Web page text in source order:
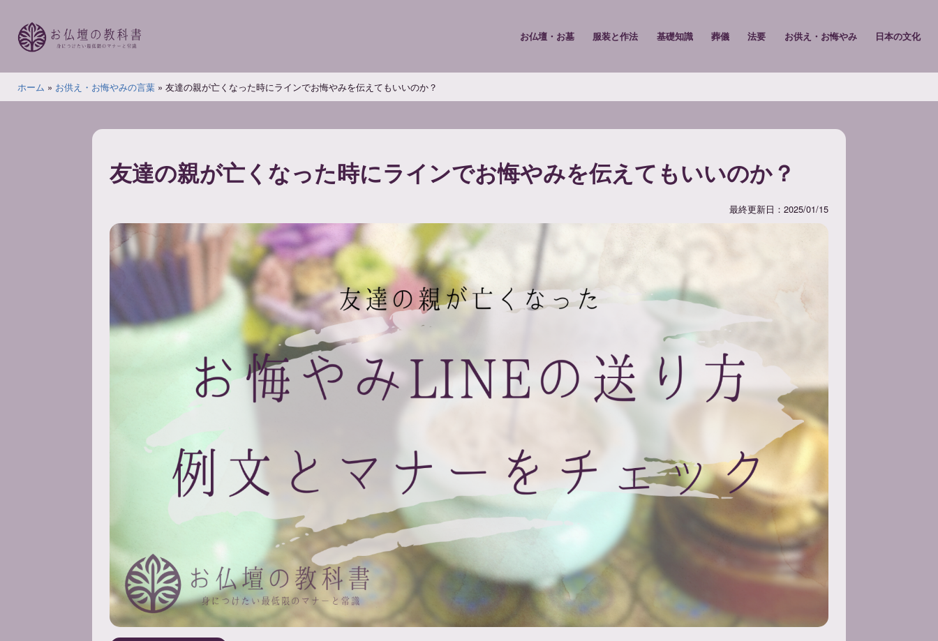
へ
お
仏
お仏壇・お墓 服装と作法 基礎知識 葬儀 法要 お供え・お悔やみ 日本の文化
ホーム » お供え・お悔やみの言葉 » 友達の親が亡くなった時にラインでお悔やみを伝えてもいいのか？
友達の親が亡くなった時にラインでお悔やみを伝えてもいいのか？
最終更新日：2025/01/15